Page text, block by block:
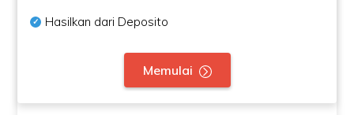
Hasilkan dari Deposito
Memulai